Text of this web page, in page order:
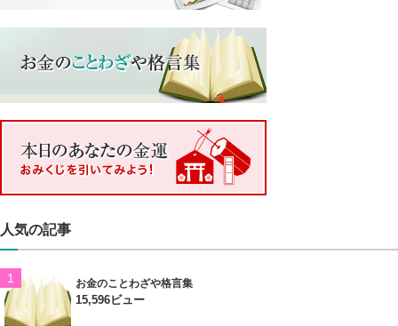
人気の記事
お金のことわざや格言集
15,596ビュー